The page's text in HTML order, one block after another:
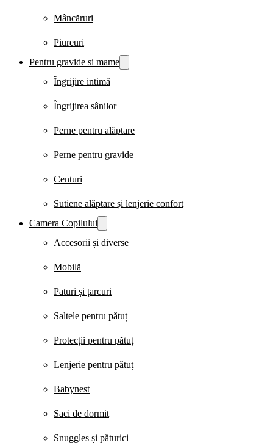
Mâncăruri
Piureuri
Pentru gravide si mame
Îngrijire intimă
Îngrijirea sânilor
Perne pentru alăptare
Perne pentru gravide
Centuri
Sutiene alăptare și lenjerie confort
Camera Copilului
Accesorii și diverse
Mobilă
Paturi și țarcuri
Saltele pentru pătuț
Protecții pentru pătuț
Lenjerie pentru pătuț
Babynest
Saci de dormit
Snuggles și păturici